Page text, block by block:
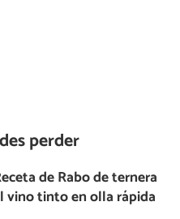
perder
de Rabo de ternera
vino tinto en olla rápida